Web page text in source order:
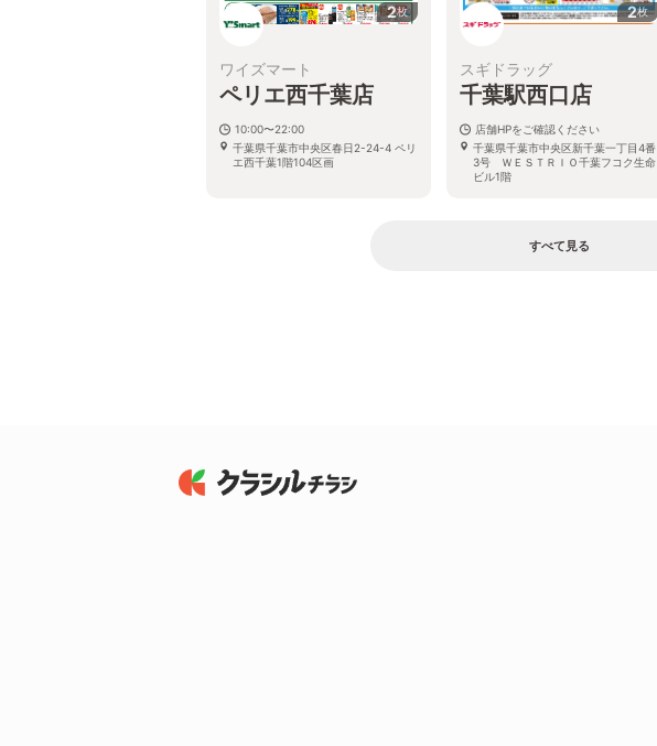
2枚
ワイズマート
ペリエ西千葉店
10:00〜22:00
千葉県千葉市中央区春日2-24-4 ペリ
エ西千葉1階104区画
2枚
スギドラッグ
千葉駅西口店
店舗HPをご確認ください
千葉県千葉市中央区新千葉一丁目4番
3号 ＷＥＳＴＲＩＯ千葉フコク生命
ビル1階
すべて見る